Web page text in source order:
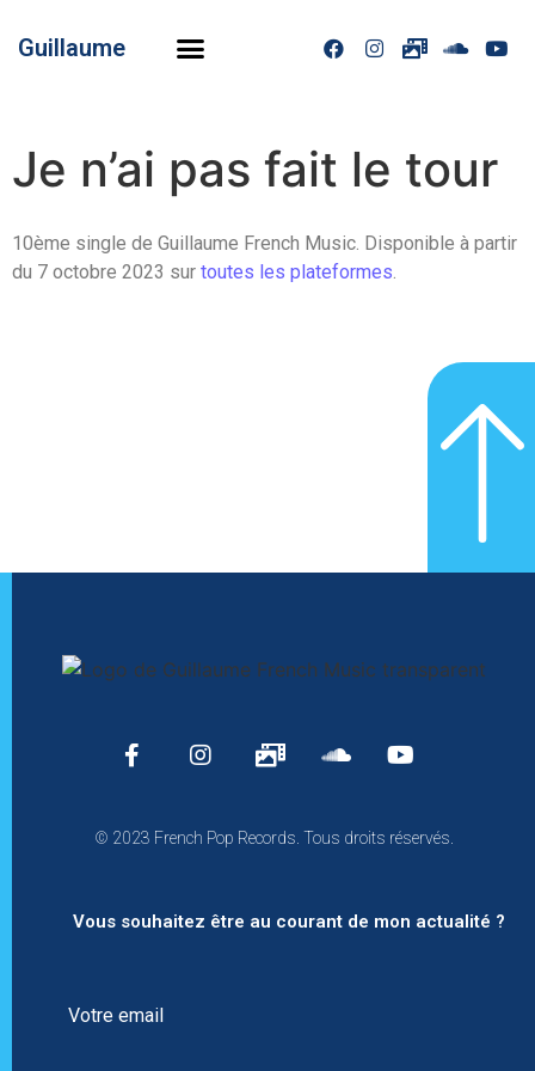
Guillaume
Je n’ai pas fait le tour
10ème single de Guillaume French Music. Disponible à partir
du 7 octobre 2023 sur toutes les plateformes.
© 2023 French Pop Records. Tous droits réservés.
Vous souhaitez être au courant de mon actualité ?
Votre email